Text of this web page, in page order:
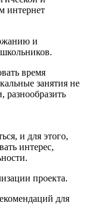
интернет
и
время
занятия не
разнообразить
и для этого,
интерес,
проекта.
для